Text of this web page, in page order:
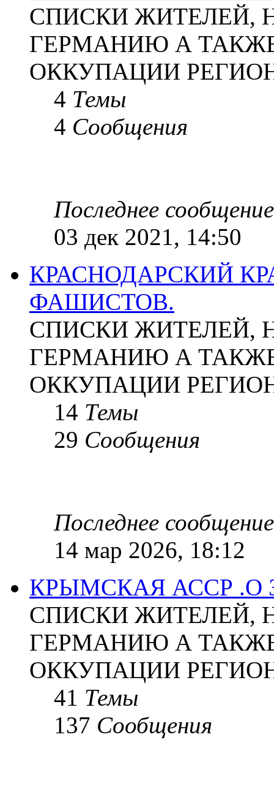
СПИСКИ ЖИТЕЛЕЙ,
ГЕРМАНИЮ А
ОККУПАЦИИ
4 Темы
4 Сообщения
Последнее сообщение
03 дек 2021, 14:50
КРАСНОДАРСКИЙ
ФАШИСТОВ.
СПИСКИ ЖИТЕЛЕЙ,
ГЕРМАНИЮ А
ОККУПАЦИИ
14 Темы
29 Сообщения
Последнее сообщение
14 мар 2026, 18:12
КРЫМСКАЯ АССР .О
СПИСКИ ЖИТЕЛЕЙ,
ГЕРМАНИЮ А
ОККУПАЦИИ
41 Темы
137 Сообщения